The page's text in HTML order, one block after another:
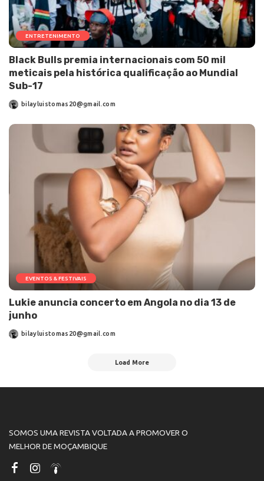
ENTRETENIMENTO
Black Bulls premia internacionais com 50 mil
meticais pela histórica qualificação ao Mundial
Sub-17
bilayluistomas20@gmail.com
EVENTOS & FESTIVAIS
Lukie anuncia concerto em Angola no dia 13 de
junho
bilayluistomas20@gmail.com
Load More
SOMOS UMA REVISTA VOLTADA A PROMOVER O
MELHOR DE MOÇAMBIQUE